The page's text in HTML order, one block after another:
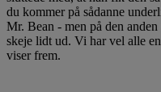
du kommer på sådanne
Mr. Bean - men på den
skeje lidt ud. Vi har vel alle
viser frem.